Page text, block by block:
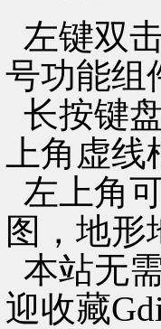
左键双
号功能组
长按键
上角虚
左上角
图，地形
本站无
迎收藏